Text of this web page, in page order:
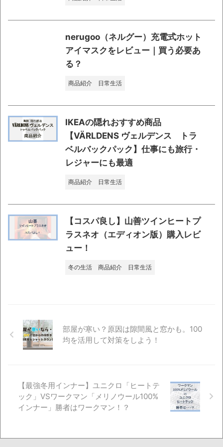
nerugoo（ネルグー）充電式ホット
アイマスクをレビュー｜買う必要あ
る？
商品紹介 日常生活
IKEAの隠れおすすめ商品
【VÄRLDENS ヴェルデンス トラ
ベルバックパック】仕事にも旅行・
レジャーにも最適
商品紹介 日常生活
【コスパ良し】山善ツインヒートプ
ラスネオ（エディオン版）購入レビ
ュー！
冬の生活 商品紹介 日常生活
部屋が寒い？原因は隙間風と窓かも。100
均を活用して対策をしよう！
【最強冬用インナー】ユニクロ「ヒートテ
ック」VSワークマン「メリノウール100%
インナー」勝者はワークマン！？